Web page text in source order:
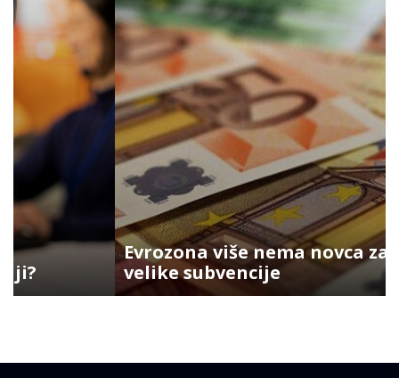
Evrozona više nema novca za
velike subvencije